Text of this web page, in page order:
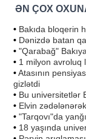
ƏN ÇOX
• Bakıda bloqerin
• Dənizdə batan
• "Qarabağ"
• 1 milyon avroluq
•Atasının
gizlətdi
• Bu universitetlər
• Elvin
• "Tarqovı"da
• 18 yaşında